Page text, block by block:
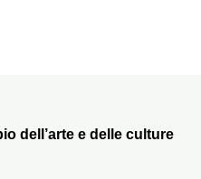
dell’arte e delle culture